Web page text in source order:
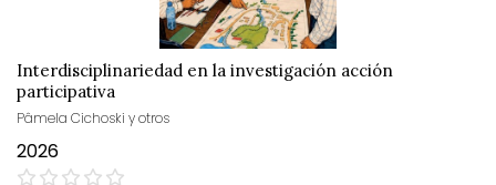
Interdisciplinariedad en la investigación acción
participativa
Pâmela Cichoski y otros
2026